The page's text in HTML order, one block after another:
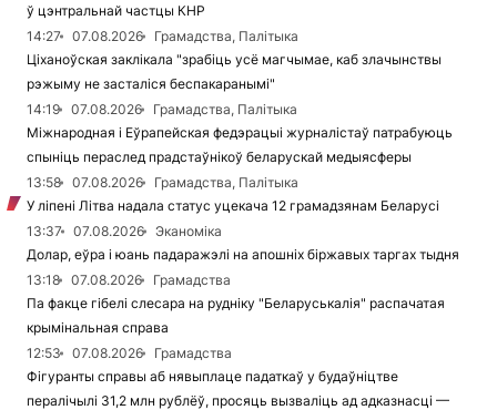
ў цэнтральнай частцы КНР
14:27
07.08.2026
Грамадства, Палітыка
Ціханоўская заклікала "зрабіць усё магчымае, каб злачынствы
рэжыму не засталіся беспакаранымі"
14:19
07.08.2026
Грамадства, Палітыка
Міжнародная і Еўрапейская федэрацыі журналістаў патрабуюць
спыніць пераслед прадстаўнікоў беларускай медыясферы
13:58
07.08.2026
Грамадства, Палітыка
У ліпені Літва надала статус уцекача 12 грамадзянам Беларусі
13:37
07.08.2026
Эканоміка
Долар, еўра і юань падаражэлі на апошніх біржавых таргах тыдня
13:18
07.08.2026
Грамадства
Па факце гібелі слесара на рудніку "Беларуськалія" распачатая
крымінальная справа
12:53
07.08.2026
Грамадства
Фігуранты справы аб нявыплаце падаткаў у будаўніцтве
пералічылі 31,2 млн рублёў, просяць вызваліць ад адказнасці —